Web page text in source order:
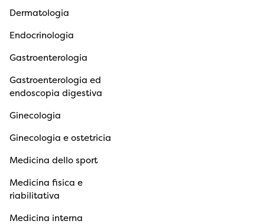
Dermatologia
Endocrinologia
Gastroenterologia
Gastroenterologia ed
endoscopia digestiva
Ginecologia
Ginecologia e ostetricia
Medicina dello sport
Medicina fisica e
riabilitativa
Medicina interna